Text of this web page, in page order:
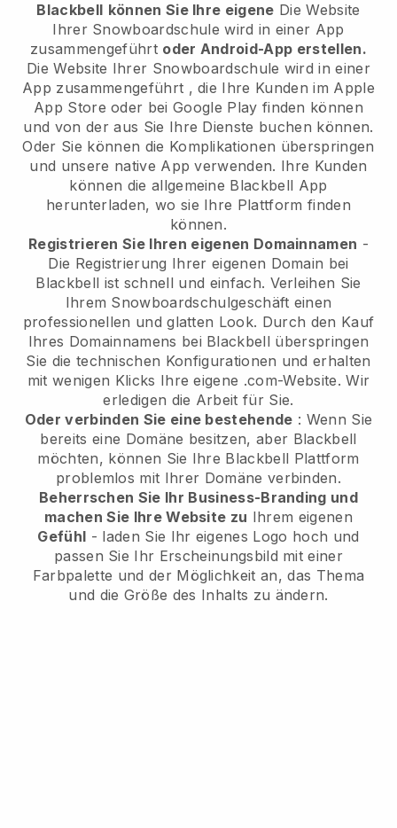
Blackbell können Sie Ihre eigene Die Website
Ihrer Snowboardschule wird in einer App
zusammengeführt oder Android-App erstellen.
Die Website Ihrer Snowboardschule wird in einer
App zusammengeführt , die Ihre Kunden im Apple
App Store oder bei Google Play finden können
und von der aus Sie Ihre Dienste buchen können.
Oder Sie können die Komplikationen überspringen
und unsere native App verwenden. Ihre Kunden
können die allgemeine Blackbell App
herunterladen, wo sie Ihre Plattform finden
können.
Registrieren Sie Ihren eigenen Domainnamen -
Die Registrierung Ihrer eigenen Domain bei
Blackbell ist schnell und einfach. Verleihen Sie
Ihrem Snowboardschulgeschäft einen
professionellen und glatten Look. Durch den Kauf
Ihres Domainnamens bei Blackbell überspringen
Sie die technischen Konfigurationen und erhalten
mit wenigen Klicks Ihre eigene .com-Website. Wir
erledigen die Arbeit für Sie.
Oder verbinden Sie eine bestehende : Wenn Sie
bereits eine Domäne besitzen, aber Blackbell
möchten, können Sie Ihre Blackbell Plattform
problemlos mit Ihrer Domäne verbinden.
Beherrschen Sie Ihr Business-Branding und
machen Sie Ihre Website zu Ihrem eigenen
Gefühl - laden Sie Ihr eigenes Logo hoch und
passen Sie Ihr Erscheinungsbild mit einer
Farbpalette und der Möglichkeit an, das Thema
und die Größe des Inhalts zu ändern.